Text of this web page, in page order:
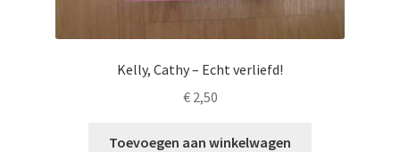
Kelly, Cathy – Echt verliefd!
€2,50
Toevoegen aan winkelwagen